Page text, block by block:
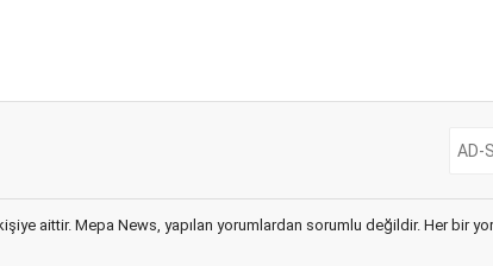
aittir. Mepa News, yapılan yorumlardan sorumlu değildir. Her bir